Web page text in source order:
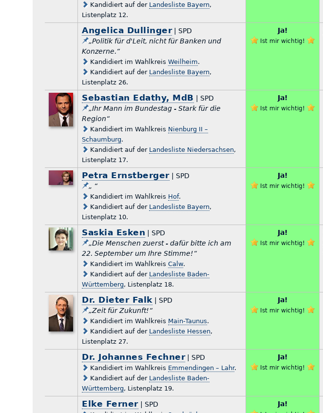
Kandidiert auf der Landesliste Bayern,
Listenplatz 12.
Angelica Dullinger| SPD
„Politik für d'Leit, nicht für Banken und
Konzerne.“
Kandidiert im WahlkreisWeilheim.
Kandidiert auf der Landesliste Bayern,
Listenplatz 26.
Ja!
Ist mir wichtig!
Sebastian Edathy, MdB
| SPD
„Ihr Mann im Bundestag - Stark für die
Region“
Kandidiert im Wahlkreis Nienburg II –
Schaumburg.
Kandidiert auf der Landesliste Niedersachsen,
Listenplatz 17.
Ja!
Ist mir wichtig!
Petra Ernstberger| SPD
„ “
Kandidiert im Wahlkreis Hof.
Kandidiert auf der Landesliste Bayern,
Listenplatz 10.
Ja!
Ist mir wichtig!
Saskia Esken | SPD
„Die Menschen zuerst - dafür bitte ich am
22. September um Ihre Stimme!“
Kandidiert im WahlkreisCalw.
Kandidiert auf der Landesliste Baden-
Württemberg, Listenplatz 18.
Ja!
Ist mir wichtig!
Dr. Dieter Falk | SPD
„Zeit für Zukunft!“
Kandidiert im Wahlkreis Main-Taunus.
Kandidiert auf der Landesliste Hessen,
Listenplatz 27.
Ja!
Ist mir wichtig!
Dr. Johannes Fechner| SPD
Kandidiert im Wahlkreis Emmendingen – Lahr.
Kandidiert auf der Landesliste Baden-
Württemberg, Listenplatz 19.
Ja!
Ist mir wichtig!
Elke Ferner| SPD Ja!